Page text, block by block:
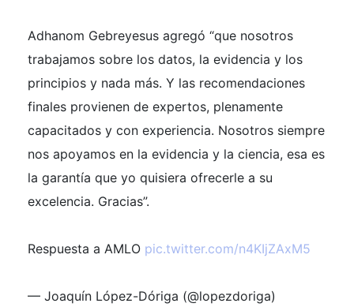
Adhanom Gebreyesus agregó “que nosotros
trabajamos sobre los datos, la evidencia y los
principios y nada más. Y las recomendaciones
finales provienen de expertos, plenamente
capacitados y con experiencia. Nosotros siempre
nos apoyamos en la evidencia y la ciencia, esa es
la garantía que yo quisiera ofrecerle a su
excelencia. Gracias”.
Respuesta a AMLO pic.twitter.com/n4KIjZAxM5
— Joaquín López-Dóriga (@lopezdoriga)